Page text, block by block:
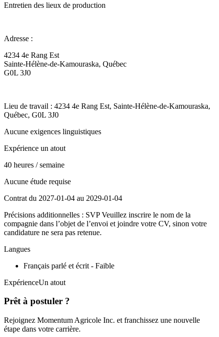
Entretien des lieux de production
Adresse :
4234 4e Rang Est
Sainte-Hélène-de-Kamouraska, Québec
G0L 3J0
Lieu de travail : 4234 4e Rang Est, Sainte-Hélène-de-Kamouraska,
Québec, G0L 3J0
Aucune exigences linguistiques
Expérience un atout
40 heures / semaine
Aucune étude requise
Contrat du 2027-01-04 au 2029-01-04
Précisions additionnelles : SVP Veuillez inscrire le nom de la
compagnie dans l’objet de l’envoi et joindre votre CV, sinon votre
candidature ne sera pas retenue.
Langues
Français parlé et écrit - Faible
ExpérienceUn atout
Prêt à postuler ?
Rejoignez Momentum Agricole Inc. et franchissez une nouvelle
étape dans votre carrière.